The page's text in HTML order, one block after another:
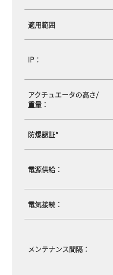
適用範囲
IP：
アクチュエータの高さ/
重量：
防爆認証*
電源供給：
電気接続：
メンテナンス間隔：